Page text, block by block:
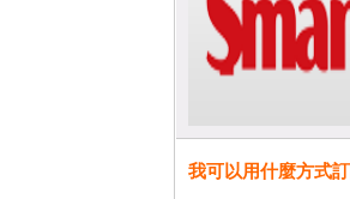
我可以用什麼方式